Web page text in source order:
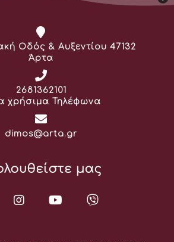
Οδός & Αυξεντίου 47132
Άρτα
Τηλέφωνο:
2681362101
χρήσιμα Τηλέφωνα
Email:
dimos@arta.gr
μας